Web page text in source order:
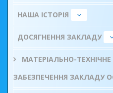
НАША ІСТОРІЯ
ДОСЯГНЕННЯ ЗАКЛАДУ
МАТЕРІАЛЬНО-ТЕХНІЧНЕ
ЗАБЕЗПЕЧЕННЯ ЗАКЛАДУ